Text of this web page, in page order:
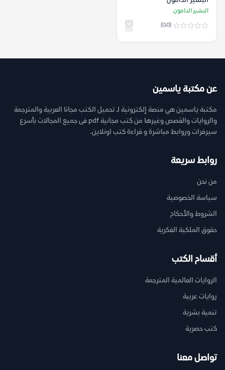
البشير الدامون
(0.0)
عن مكتبة ياسمين
مكتبة ياسمين هي منصة إلكترونية لـ تحميل الكتب مجانا العربية والمترجمة
والروايات والقصص وغيرها من كتب مجانية pdf فى جميع المجالات بأسرع
سيرفرات وروابط مباشرة و قراءة كتب اونلاين.
روابط سريعة
من نحن
سياسة الخصوصية
الشروط والأحكام
حقوق الملكية الفكرية
أقسام الكتب
الروايات العالمية المترجمة
روايات عربية
تنمية بشرية
كتب حصرية
تواصل معنا